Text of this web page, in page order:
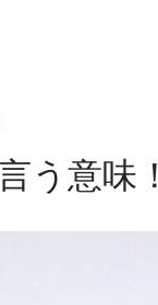
う意味！